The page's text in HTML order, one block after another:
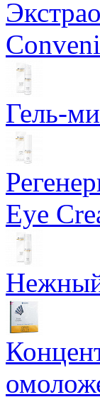
Гель-
Eye